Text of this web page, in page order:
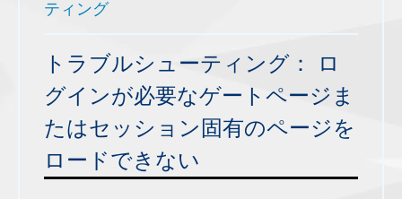
ティング
トラブルシューティング： ロ
グインが必要なゲートページま
たはセッション固有のページを
ロードできない